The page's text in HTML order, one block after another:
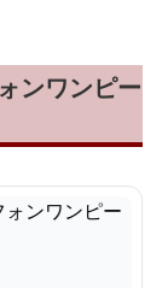
ンワンピー